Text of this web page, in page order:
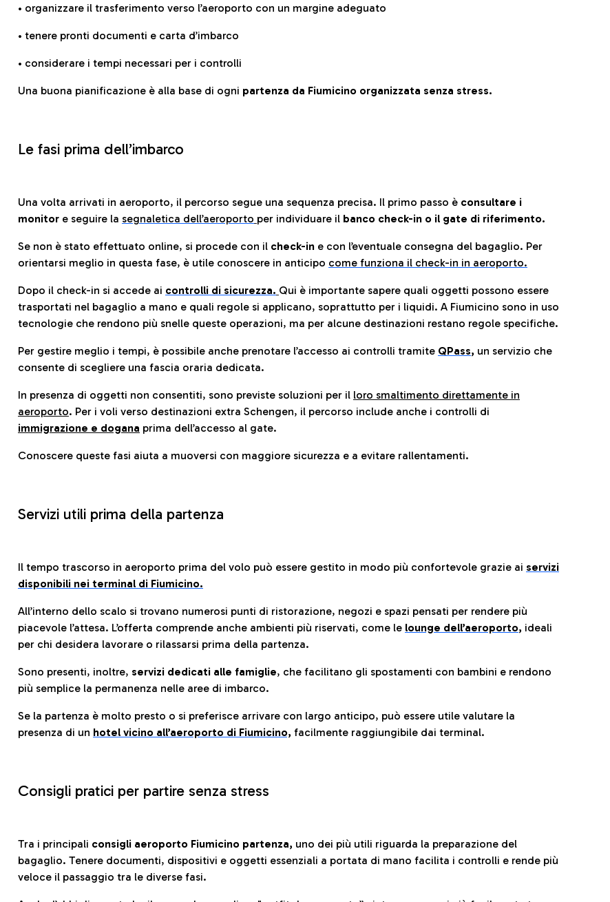
• organizzare il trasferimento verso l’aeroporto con un margine adeguato
• tenere pronti documenti e carta d’imbarco
• considerare i tempi necessari per i controlli
Una buona pianificazione è alla base di ogni partenza da Fiumicino organizzata senza stress.
Le fasi prima dell’imbarco
Una volta arrivati in aeroporto, il percorso segue una sequenza precisa. Il primo passo è consultare i
monitor e seguire la segnaletica dell’aeroporto per individuare il banco check-in o il gate di riferimento.
Se non è stato effettuato online, si procede con il check-in e con l’eventuale consegna del bagaglio. Per
orientarsi meglio in questa fase, è utile conoscere in anticipo come funziona il check-in in aeroporto.
Dopo il check-in si accede ai controlli di sicurezza. Qui è importante sapere quali oggetti possono essere
trasportati nel bagaglio a mano e quali regole si applicano, soprattutto per i liquidi. A Fiumicino sono in uso
tecnologie che rendono più snelle queste operazioni, ma per alcune destinazioni restano regole specifiche.
Per gestire meglio i tempi, è possibile anche prenotare l’accesso ai controlli tramite QPass, un servizio che
consente di scegliere una fascia oraria dedicata.
In presenza di oggetti non consentiti, sono previste soluzioni per il loro smaltimento direttamente in
aeroporto. Per i voli verso destinazioni extra Schengen, il percorso include anche i controlli di
immigrazione e dogana prima dell’accesso al gate.
Conoscere queste fasi aiuta a muoversi con maggiore sicurezza e a evitare rallentamenti.
Servizi utili prima della partenza
Il tempo trascorso in aeroporto prima del volo può essere gestito in modo più confortevole grazie ai servizi
disponibili nei terminal di Fiumicino.
All’interno dello scalo si trovano numerosi punti di ristorazione, negozi e spazi pensati per rendere più
piacevole l’attesa. L’offerta comprende anche ambienti più riservati, come le lounge dell’aeroporto, ideali
per chi desidera lavorare o rilassarsi prima della partenza.
Sono presenti, inoltre, servizi dedicati alle famiglie, che facilitano gli spostamenti con bambini e rendono
più semplice la permanenza nelle aree di imbarco.
Se la partenza è molto presto o si preferisce arrivare con largo anticipo, può essere utile valutare la
presenza di un hotel vicino all’aeroporto di Fiumicino, facilmente raggiungibile dai terminal.
Consigli pratici per partire senza stress
Tra i principali consigli aeroporto Fiumicino partenza, uno dei più utili riguarda la preparazione del
bagaglio. Tenere documenti, dispositivi e oggetti essenziali a portata di mano facilita i controlli e rende più
veloce il passaggio tra le diverse fasi.